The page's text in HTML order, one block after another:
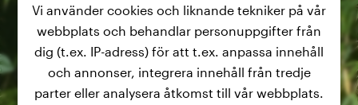
Vi använder cookies och liknande tekniker på vår
webbplats och behandlar personuppgifter från
dig (t.ex. IP-adress) för att t.ex. anpassa innehåll
och annonser, integrera innehåll från tredje
parter eller analysera åtkomst till vår webbplats.